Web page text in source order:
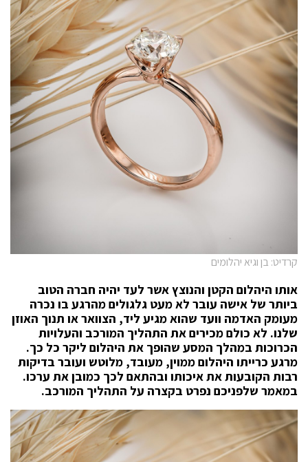
קרדיט: בן וגיא יהלומים
אותו היהלום הקטן והנוצץ אשר לעד יהיה חברה הטוב
ביותר של אישה עובר לא מעט גלגולים מהרגע בו נכרה
מעומק האדמה וועד שהוא מגיע ליד, הצוואר או תנוך האוזן
שלנו. לא כולם מכירים את התהליך המורכב והעלויות
הכרוכות במהלך המסע שהופך את היהלום ליקר כל כך.
מרגע כרייתו היהלום ממוין, מעובד, מלוטש ועובר בדיקות
רבות הקובעות את איכותו ובהתאם לכך כמובן את ערכו.
במאמר שלפניכם נפרט בקצרה על התהליך המורכב.